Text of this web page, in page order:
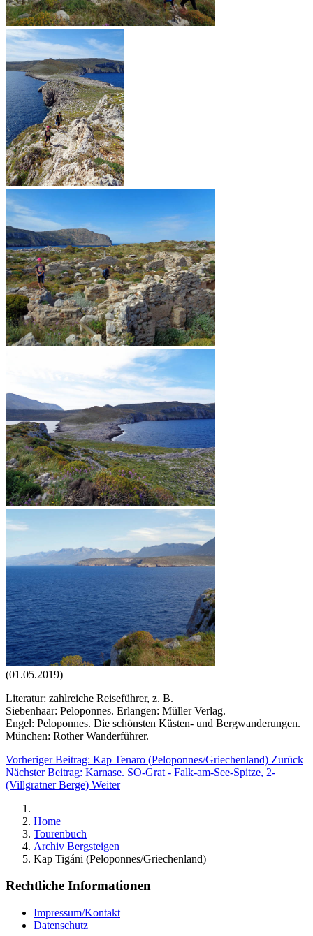
(01.05.2019)
Literatur: zahlreiche Reiseführer, z. B.
Siebenhaar: Peloponnes. Erlangen: Müller Verlag.
Engel: Peloponnes. Die schönsten Küsten- und Bergwanderungen.
München: Rother Wanderführer.
Vorheriger Beitrag: Kap Tenaro (Peloponnes/Griechenland) Zurück
Nächster Beitrag: Karnase. SO-Grat - Falk-am-See-Spitze, 2-
(Villgratner Berge) Weiter
Home
Tourenbuch
Archiv Bergsteigen
Kap Tigáni (Peloponnes/Griechenland)
Rechtliche Informationen
Impressum/Kontakt
Datenschutz